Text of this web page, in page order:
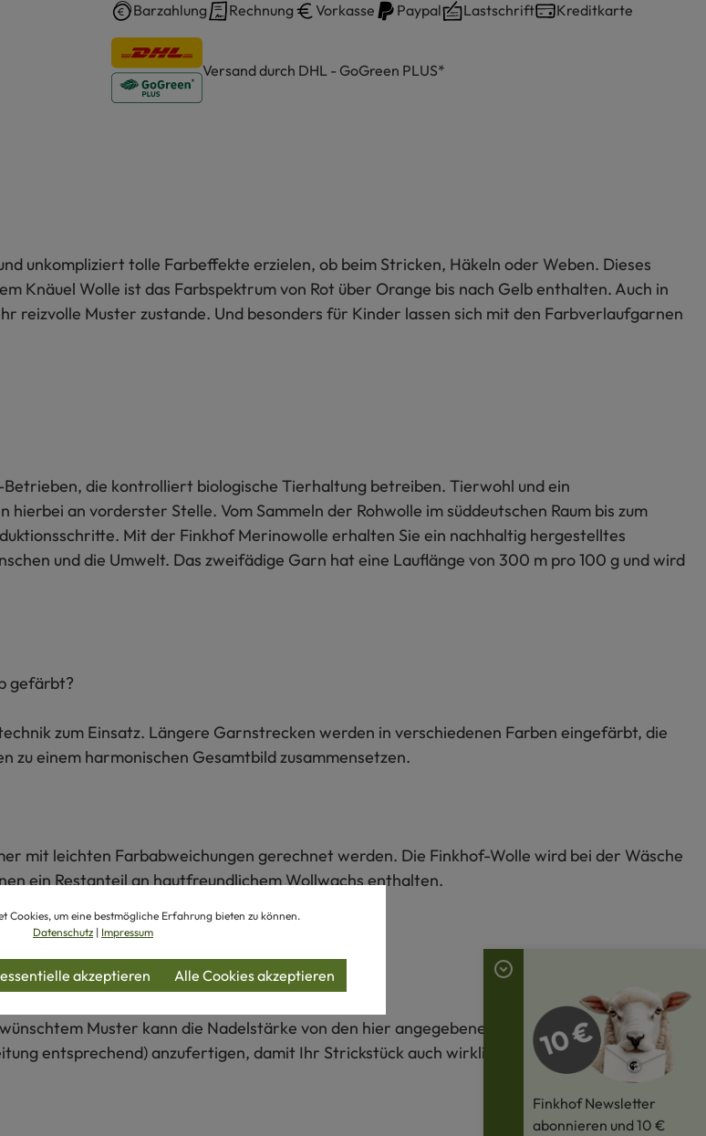
Barzahlung Rechnung Vorkasse Paypal Lastschrift Kreditkarte
Versand durch DHL - GoGreen PLUS*
unkompliziert tolle Farbeffekte erzielen, ob beim Stricken, Häkeln oder Weben. Dieses
Knäuel Wolle ist das Farbspektrum von Rot über Orange bis nach Gelb enthalten. Auch in
reizvolle Muster zustande. Und besonders für Kinder lassen sich mit den Farbverlaufgarnen
die kontrolliert biologische Tierhaltung betreiben. Tierwohl und ein
an vorderster Stelle. Vom Sammeln der Rohwolle im süddeutschen Raum bis zum
Mit der Finkhof Merinowolle erhalten Sie ein nachhaltig hergestelltes
und die Umwelt. Das zweifädige Garn hat eine Lauflänge von 300 m pro 100 g und wird
gefärbt?
zum Einsatz. Längere Garnstrecken werden in verschiedenen Farben eingefärbt, die
zu einem harmonischen Gesamtbild zusammensetzen.
mit leichten Farbabweichungen gerechnet werden. Die Finkhof-Wolle wird bei der Wäsche
ein Restanteil an hautfreundlichem Wollwachs enthalten.
- so gelingt´s:
Muster kann die Nadelstärke von den hier angegebenen Werten abweichen.
entsprechend) anzufertigen, damit Ihr Strickstück auch wirklich passt.
Finkhof Newsletter
abonnieren und 10 €
Cookies, um eine bestmögliche Erfahrung bieten zu können.
Datenschutz | Impressum
akzeptieren Alle Cookies akzeptieren